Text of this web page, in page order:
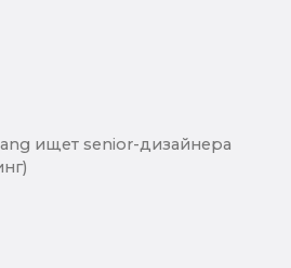
ищет senior-дизайнера